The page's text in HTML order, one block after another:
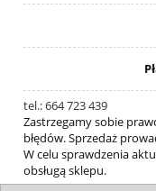
tel.: 664 723 439
Zastrzegamy sobie
błędów. Sprzedaż
W celu sprawdzenia
obsługą sklepu.